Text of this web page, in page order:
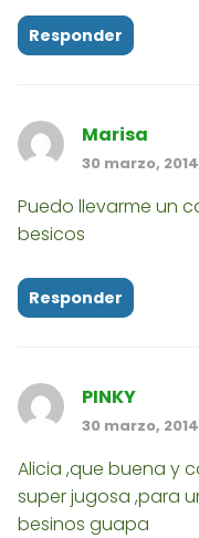
Responder
Marisa
30 marzo,
Puedo llevarme un
besicos
Responder
PINKY
30 marzo,
Alicia ,que buena y
super jugosa ,para
besinos guapa